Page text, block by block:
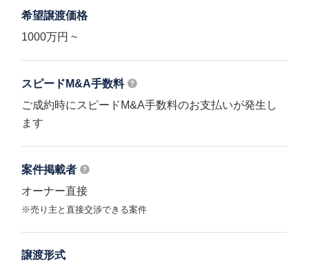
希望譲渡価格
1000万円 ~
スピードM&A手数料
ご成約時にスピードM&A手数料のお支払いが発生し
ます
案件掲載者
オーナー直接
※売り主と直接交渉できる案件
譲渡形式